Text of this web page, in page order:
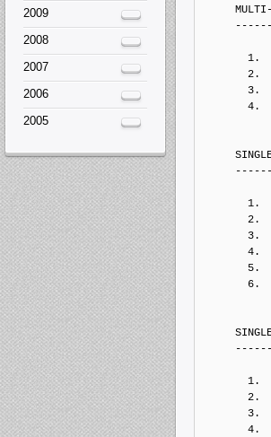
MULTI-
1.
2.
3.
4.
SINGLE-
1.
2.
3.
4.
5.
6.
SINGLE-
1.
2.
3.
4.
2009
2008
2007
2006
2005